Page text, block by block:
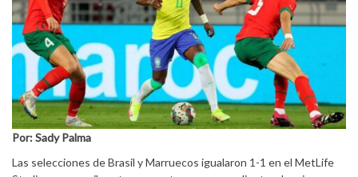
Por: Sady Palma
Las selecciones de Brasil y Marruecos igualaron 1-1 en el MetLife